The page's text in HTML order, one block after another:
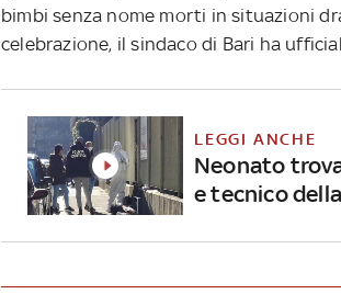
bimbi senza nome morti in situazioni
celebrazione, il sindaco di Bari ha
LEGGI ANCHE
Neonato
e tecnico